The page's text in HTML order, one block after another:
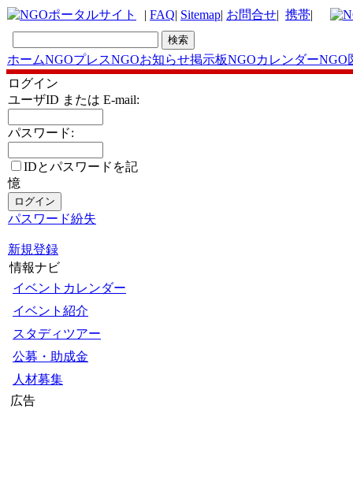
| FAQ| Sitemap| お問合せ| 携帯|
ホームNGOプレスNGOお知らせ掲示板NGOカレンダーNGO
ログイン
ユーザID または E-mail:
パスワード:
IDとパスワードを記
憶
パスワード紛失
新規登録
情報ナビ
イベントカレンダー
イベント紹介
スタディツアー
公募・助成金
人材募集
広告